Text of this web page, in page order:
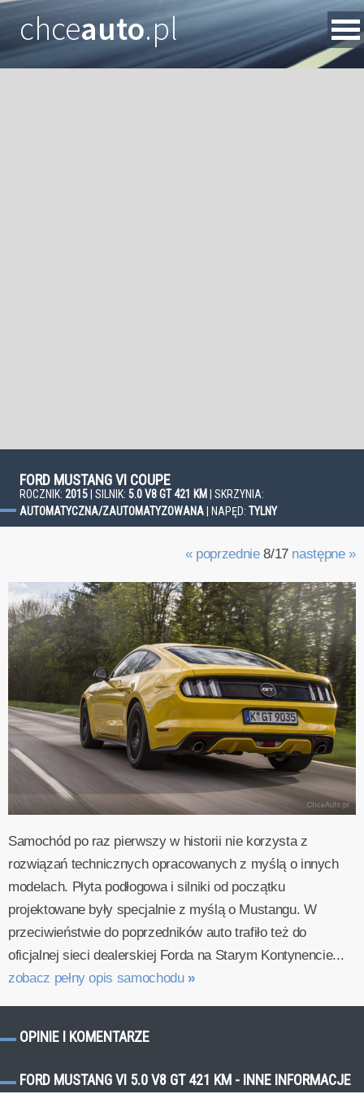
chceauto.pl
FORD MUSTANG VI COUPE
ROCZNIK: 2015 | SILNIK: 5.0 V8 GT 421 KM
| SKRZYNIA:
AUTOMATYCZNA/ZAUTOMATYZOWANA | NAPĘD: TYLNY
« poprzednie8/17 następne »
Samochód po raz pierwszy w historii nie korzysta z
rozwiązań technicznych opracowanych z myślą o innych
modelach. Płyta podłogowa i silniki od początku
projektowane były specjalnie z myślą o Mustangu. W
przeciwieństwie do poprzedników auto trafiło też do
oficjalnej sieci dealerskiej Forda na Starym Kontynencie...
zobacz pełny opis samochodu »
OPINIE I KOMENTARZE
FORD MUSTANG VI 5.0 V8 GT 421 KM - INNE INFORMACJE